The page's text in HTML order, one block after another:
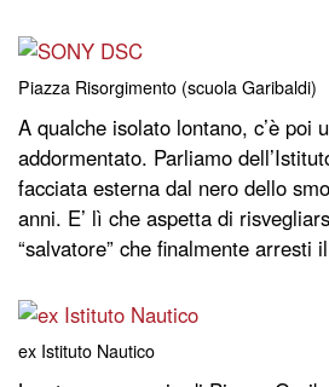
Piazza Risorgimento (scuola Garibaldi)
A qualche isolato lontano, c’è poi
addormentato. Parliamo
facciata esterna dal nero dello
anni. E’ lì che aspetta di
“salvatore” che finalmente arresti
ex Istituto Nautico